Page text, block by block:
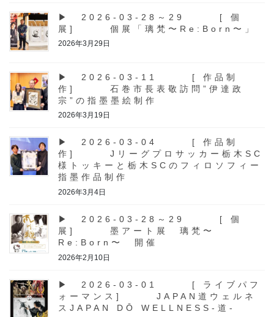
▶ 2026-03-28～29 [ 個
展] 個展「璃梵〜Re:Born〜」
2026年3月29日
▶ 2026-03-11 [ 作品制
作] 石巻市長表敬訪問”伊達政
宗”の指墨墨絵制作
2026年3月19日
▶ 2026-03-04 [ 作品制
作] Jリーグプロサッカー栃木SC
様トッキーと栃木SCのフィロソフィー
指墨作品制作
2026年3月4日
▶ 2026-03-28～29 [ 個
展] 墨アート展 璃梵〜
Re:Born〜 開催
2026年2月10日
▶ 2026-03-01 [ ライブパフ
ォーマンス] JAPAN道ウェルネ
スJAPAN DŌ WELLNESS-道-